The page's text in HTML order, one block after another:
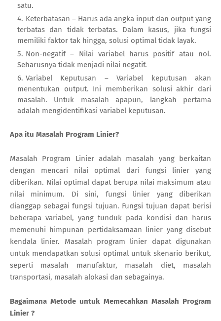
satu.
Keterbatasan – Harus ada angka input dan output yang
terbatas dan tidak terbatas. Dalam kasus, jika fungsi
memiliki faktor tak hingga, solusi optimal tidak layak.
Non-negatif – Nilai variabel harus positif atau nol.
Seharusnya tidak menjadi nilai negatif.
Variabel Keputusan – Variabel keputusan akan
menentukan output. Ini memberikan solusi akhir dari
masalah. Untuk masalah apapun, langkah pertama
adalah mengidentifikasi variabel keputusan.
Apa itu Masalah Program Linier?
Masalah Program Linier adalah masalah yang berkaitan
dengan mencari nilai optimal dari fungsi linier yang
diberikan. Nilai optimal dapat berupa nilai maksimum atau
nilai minimum. Di sini, fungsi linier yang diberikan
dianggap sebagai fungsi tujuan. Fungsi tujuan dapat berisi
beberapa variabel, yang tunduk pada kondisi dan harus
memenuhi himpunan pertidaksamaan linier yang disebut
kendala linier. Masalah program linier dapat digunakan
untuk mendapatkan solusi optimal untuk skenario berikut,
seperti masalah manufaktur, masalah diet, masalah
transportasi, masalah alokasi dan sebagainya.
Bagaimana Metode untuk Memecahkan Masalah Program
Linier ?